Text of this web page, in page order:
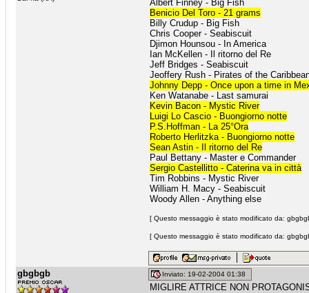
Albert Finney - Big Fish
Benicio Del Toro - 21 grams
Billy Crudup - Big Fish
Chris Cooper - Seabiscuit
Djimon Hounsou - In America
Ian McKellen - Il ritorno del Re
Jeff Bridges - Seabiscuit
Jeoffery Rush - Pirates of the
Johnny Depp - Once upon a time in
Ken Watanabe - Last samurai
Kevin Bacon - Mystic River
Luigi Lo Cascio - Buongiorno notte
P.S.Hoffman - La 25°Ora
Roberto Herlitzka - Buongiorno notte
Sean Astin - Il ritorno del Re
Paul Bettany - Master e Commander
Sergio Castellitto - Caterina va in città
Tim Robbins - Mystic River
William H. Macy - Seabiscuit
Woody Allen - Anything else
[ Questo messaggio è stato modificato da:
[ Questo messaggio è stato modificato da:
gbgbgb Inviato: 19-02-2004 01:38
MIGLIRE ATTRICE NON